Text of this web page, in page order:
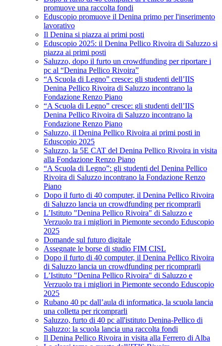
promuove una raccolta fondi
Eduscopio promuove il Denina primo per l'inserimento
lavorativo
Il Denina si piazza ai primi posti
Eduscopio 2025: il Denina Pellico Rivoira di Saluzzo si
piazza ai primi posti
Saluzzo, dopo il furto un crowdfunding per riportare i
pc al “Denina Pellico Rivoira”
“A Scuola di Legno” cresce: gli studenti dell’IIS
Denina Pellico Rivoira di Saluzzo incontrano la
Fondazione Renzo Piano
“A Scuola di Legno” cresce: gli studenti dell’IIS
Denina Pellico Rivoira di Saluzzo incontrano la
Fondazione Renzo Piano
Saluzzo, il Denina Pellico Rivoira ai primi posti in
Eduscopio 2025
Saluzzo, la 5E CAT del Denina Pellico Rivoira in visita
alla Fondazione Renzo Piano
“A Scuola di Legno”: gli studenti del Denina Pellico
Rivoira di Saluzzo incontrano la Fondazione Renzo
Piano
Dopo il furto di 40 computer, il Denina Pellico Rivoira
di Saluzzo lancia un crowdfunding per ricomprarli
L’Istituto "Denina Pellico Rivoira" di Saluzzo e
Verzuolo tra i migliori in Piemonte secondo Eduscopio
2025
Domande sul futuro digitale
Assegnate le borse di studio FIM CISL
Dopo il furto di 40 computer, il Denina Pellico Rivoira
di Saluzzo lancia un crowdfunding per ricomprarli
L’Istituto "Denina Pellico Rivoira" di Saluzzo e
Verzuolo tra i migliori in Piemonte secondo Eduscopio
2025
Rubano 40 pc dall’aula di informatica, la scuola lancia
una colletta per ricomprarli
Saluzzo, furto di 40 pc all'istituto Denina-Pellico di
Saluzzo: la scuola lancia una raccolta fondi
Il Denina Pellico Rivoira in visita alla Ferrero di Alba